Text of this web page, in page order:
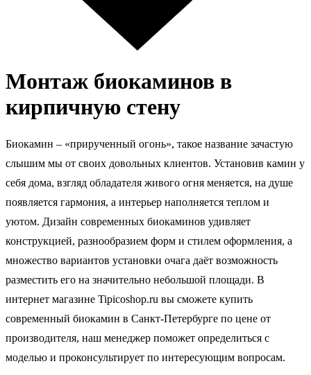
Монтаж биокаминов в
кирпичную стену
Биокамин – «прирученный огонь», такое название зачастую
слышим мы от своих довольных клиентов. Установив камин у
себя дома, взгляд обладателя живого огня меняется, на душе
появляется гармония, а интерьер наполняется теплом и
уютом. Дизайн современных биокаминов удивляет
конструкцией, разнообразием форм и стилем оформления, а
множество вариантов установки очага даёт возможность
разместить его на значительно небольшой площади. В
интернет магазине Tipicoshop.ru вы сможете купить
современный биокамин в Санкт-Петербурге по цене от
производителя, наш менеджер поможет определиться с
моделью и проконсультирует по интересующим вопросам.